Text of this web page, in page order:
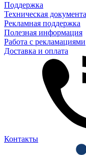
Поддержка
Техническая
Рекламная поддержка
Полезная информация
Работа с рекламациями
Доставка и оплата
Контакты